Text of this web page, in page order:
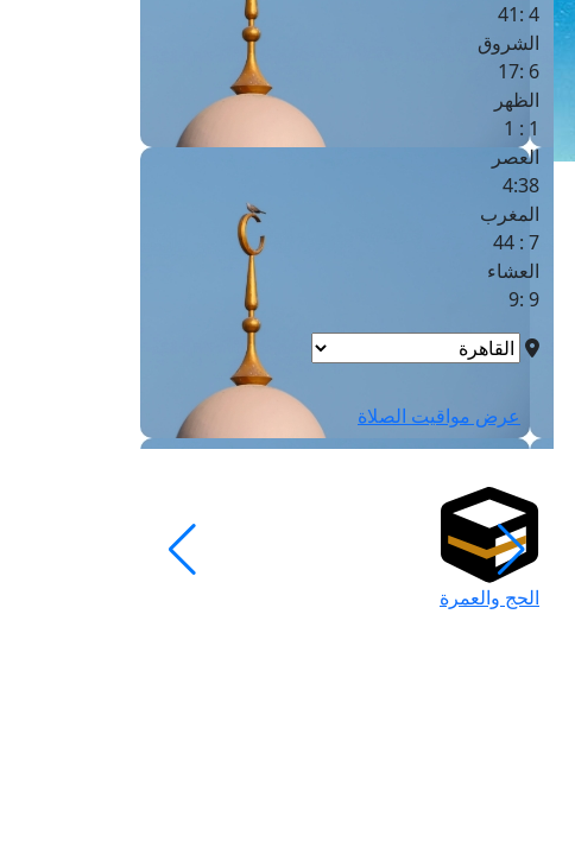
4 :41
الشروق
6 :17
الظهر
1 : 1
العصر
4:38
المغرب
7 : 44
العشاء
9 :9
عرض مواقيت الصلاة
الحج والعمرة